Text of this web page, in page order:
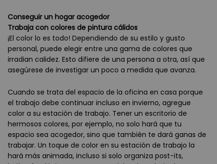
Conseguir un hogar acogedor
Trabaja con colores de pintura cálidos
¡El color lo es todo! Dependiendo de su estilo y gusto
personal, puede elegir entre una gama de colores que
irradian calidez. Esto difiere de una persona a otra, así que
asegúrese de investigar un poco a medida que avanza.
Cuando se trata del espacio de la oficina en casa porque
el trabajo debe continuar incluso en invierno, agregue
color a su estación de trabajo. Tener un escritorio de
hermosos colores, por ejemplo, no solo hará que tu
espacio sea acogedor, sino que también te dará ganas de
trabajar. Un toque de color en su estación de trabajo la
hará más animada, incluso si solo organiza post-its,